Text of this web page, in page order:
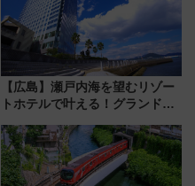
【広島】瀬戸内海を望むリゾー
トホテルで叶える！グランドプ
ディング＆カジュアルパーティ
ープラン